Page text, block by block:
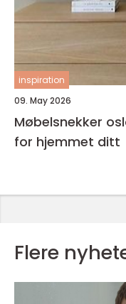
inspiration
09. May 2026
Møbelsnekker oslo skreddersydde
for hjemmet ditt
Flere